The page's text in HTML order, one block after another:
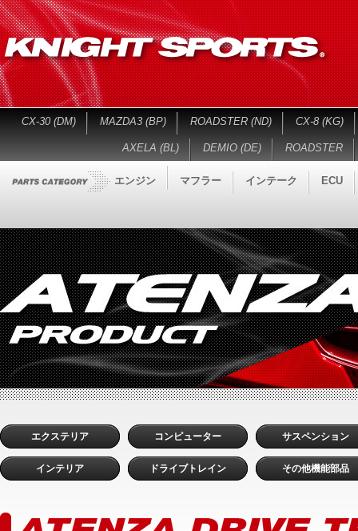
CX-30 (DM) MAZDA3 (BP) ROADSTER (ND) CX-8 (KG)
AXELA (BL) DEMIO (DE) ROADSTER
エンジン マフラー インテーク ECU
エクステリア コンピューター サスペンション
インテリア ドライブトレイン その他機能部品